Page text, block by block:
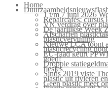
Home
1 t/m 7 juni 2026
Repaircafés: cursus
VN verdrag over
De jaarlijkse Week
Afschaffen
plasticvervuiling
Nieuwe LCA toont
plasticrecycling
EU-raad keurt
goed!
Droppie
flesjes
Sinds 2019 viste
plastic uit rivieren
Geen plastic meer